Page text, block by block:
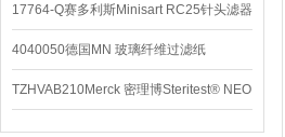
养基
17764-Q赛多利斯Minisart RC25针头滤器
4040050德国MN 玻璃纤维过滤纸
TZHVAB210Merck 密理博Steritest® NEO
设备